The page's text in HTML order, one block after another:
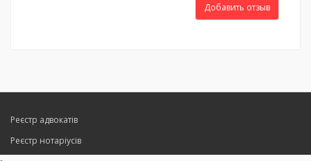
Добавить отзыв
Реєстр адвокатів
Реєстр нотаріусів